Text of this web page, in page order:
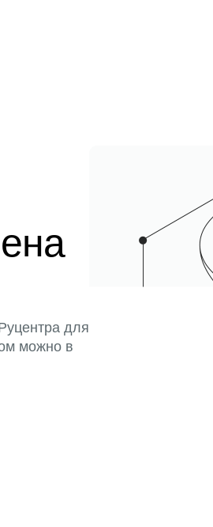
для
можно в